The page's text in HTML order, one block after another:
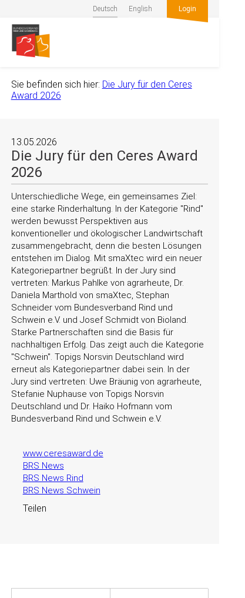
Deutsch English Login
Sie befinden sich hier: Die Jury für den Ceres
Award 2026
13.05.2026
Die Jury für den Ceres Award
2026
Unterschiedliche Wege, ein gemeinsames Ziel:
eine starke Rinderhaltung. In der Kategorie
Rind
werden bewusst Perspektiven aus
konventioneller und ökologischer Landwirtschaft
zusammengebracht, denn die besten Lösungen
entstehen im Dialog. Mit smaXtec wird ein neuer
Kategoriepartner begrüßt. In der Jury sind
vertreten: Markus Pahlke von agrarheute, Dr.
Daniela Marthold von smaXtec, Stephan
Schneider vom Bundesverband Rind und
Schwein e.V. und Josef Schmidt von Bioland.
Starke Partnerschaften sind die Basis für
nachhaltigen Erfolg. Das zeigt auch die Kategorie
Schwein . Topigs Norsvin Deutschland wird
erneut als Kategoriepartner dabei sein. In der
Jury sind vertreten: Uwe Bräunig von agrarheute,
Stefanie Nuphause von Topigs Norsvin
Deutschland und Dr. Haiko Hofmann vom
Bundesverband Rind und Schwein e.V.
www.ceresaward.de
BRS News
BRS News Rind
BRS News Schwein
Teilen